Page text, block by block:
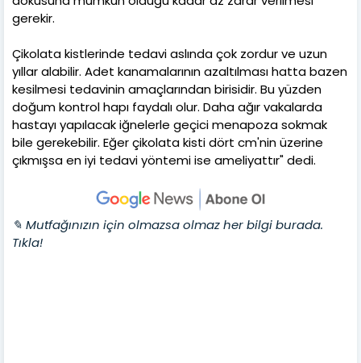
gerekir.
Çikolata kistlerinde tedavi aslında çok zordur ve uzun
yıllar alabilir. Adet kanamalarının azaltılması hatta bazen
kesilmesi tedavinin amaçlarından birisidir. Bu yüzden
doğum kontrol hapı faydalı olur. Daha ağır vakalarda
hastayı yapılacak iğnelerle geçici menapoza sokmak
bile gerekebilir. Eğer çikolata kisti dört cm'nin üzerine
çıkmışsa en iyi tedavi yöntemi ise ameliyattır" dedi.
✎ Mutfağınızın için olmazsa olmaz her bilgi burada.
Tıkla!